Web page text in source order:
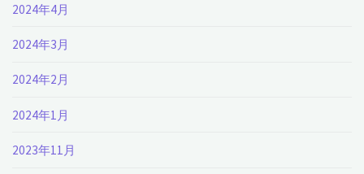
2024年4月
2024年3月
2024年2月
2024年1月
2023年11月